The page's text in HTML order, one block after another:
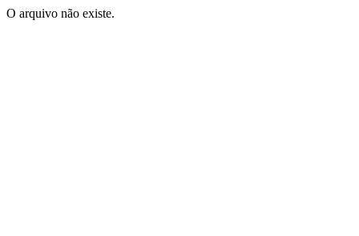
O arquivo não existe.